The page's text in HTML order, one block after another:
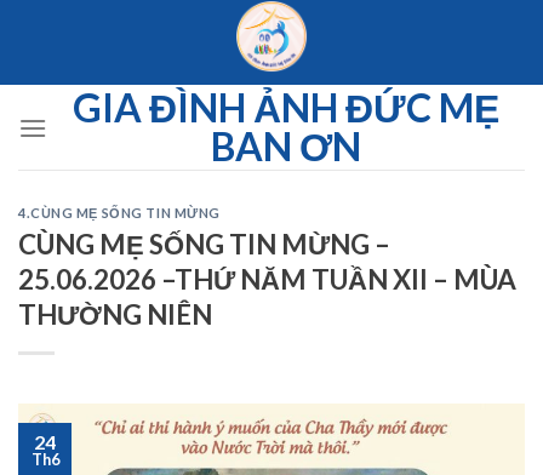
GIA ĐÌNH ẢNH ĐỨC MẸ
BAN ƠN
4.CÙNG MẸ SỐNG TIN MỪNG
CÙNG MẸ SỐNG TIN MỪNG –
25.06.2026 –THỨ NĂM TUẦN XII – MÙA
THƯỜNG NIÊN
24
Th6